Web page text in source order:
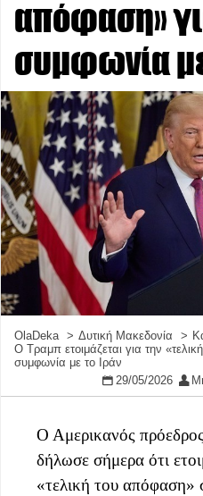
απόφαση»
συμφωνία
OlaDeka Δυτική Μακεδονία
Ο Τραμπ ετοιμάζεται για την
συμφωνία με το Ιράν
29/05/2026
Ο Αμερικανός
δήλωσε σήμερα ότι
«τελική του απόφαση»